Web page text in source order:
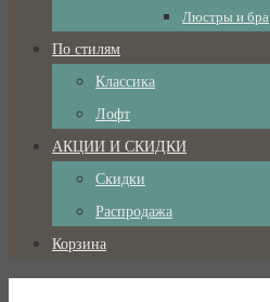
Люстры и бра
По стилям
Классика
Лофт
АКЦИИ И СКИДКИ
Скидки
Распродажа
Корзина